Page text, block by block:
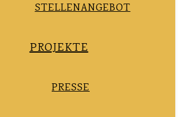
STELLENANGEBOT
PROJEKTE
PRESSE